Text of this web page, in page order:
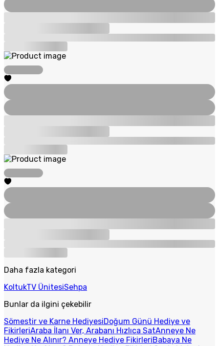
Daha fazla kategori
KoltukTV ÜnitesiSehpa
Bunlar da ilgini çekebilir
Sömestir ve Karne HediyesiDoğum Günü Hediye ve
FikirleriAraba İlanı Ver, Arabanı Hızlıca SatAnneye Ne
Hediye Ne Alınır? Anneye Hediye FikirleriBabaya Ne